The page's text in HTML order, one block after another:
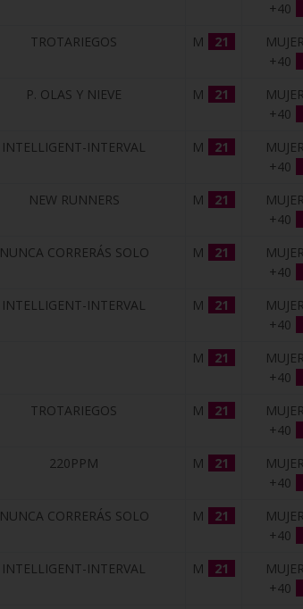
+40
TROTARIEGOS M 21
+40
P. OLAS Y NIEVE M 21
+40
INTELLIGENT-INTERVAL M 21
+40
NEW RUNNERS M 21
+40
NUNCA CORRERÁS SOLO M 21
+40
INTELLIGENT-INTERVAL M 21
+40
M 21
+40
TROTARIEGOS M 21
+40
220PPM M 21
+40
NUNCA CORRERÁS SOLO M 21
+40
INTELLIGENT-INTERVAL M 21
+40